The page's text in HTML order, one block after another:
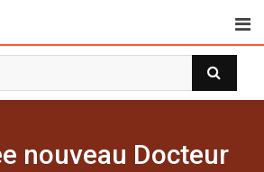
nouveau Docteur